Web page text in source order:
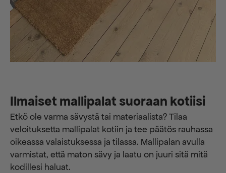
Ilmaiset mallipalat suoraan kotiisi
Etkö ole varma sävystä tai materiaalista? Tilaa
veloituksetta mallipalat kotiin ja tee päätös rauhassa
oikeassa valaistuksessa ja tilassa. Mallipalan avulla
varmistat, että maton sävy ja laatu on juuri sitä mitä
kodillesi haluat.